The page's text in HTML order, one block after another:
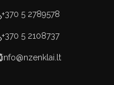
+370 5 2789578
+370 5 2108737
info@nzenklai.lt